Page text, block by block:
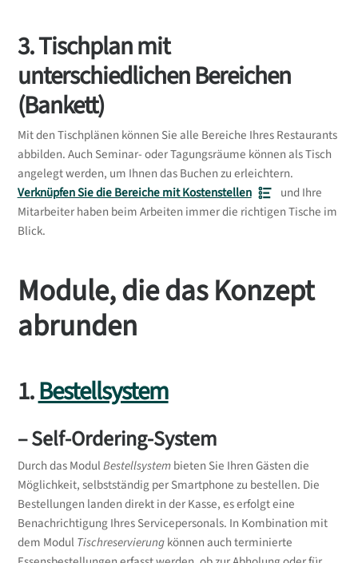
3. Tischplan mit
unterschiedlichen Bereichen
(Bankett)
Mit den Tischplänen können Sie alle Bereiche Ihres Restaurants
abbilden. Auch Seminar- oder Tagungsräume können als Tisch
angelegt werden, um Ihnen das Buchen zu erleichtern.
Verknüpfen Sie die Bereiche mit Kostenstellen
und Ihre
Mitarbeiter haben beim Arbeiten immer die richtigen Tische im
Blick.
Module, die das Konzept
abrunden
1.Bestellsystem
– Self-Ordering-System
Durch das ModulBestellsystembieten Sie Ihren Gästen die
Möglichkeit, selbstständig per Smartphone zu bestellen. Die
Bestellungen landen direkt in der Kasse, es erfolgt eine
Benachrichtigung Ihres Servicepersonals. In Kombination mit
dem ModulTischreservierungkönnen auch terminierte